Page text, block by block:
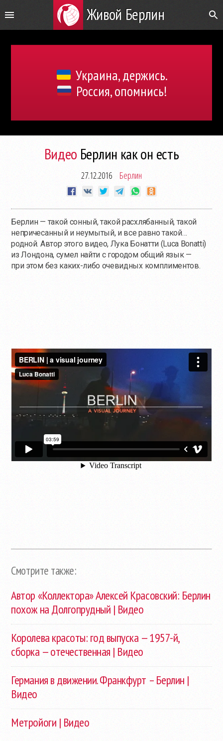
Живой Берлин
Украина, держись.
Россия, опомнись!
Видео Берлин как он есть
27.12.2016 Берлин
Берлин — такой сонный, такой расхлябанный, такой
непричесанный и неумытый, и все равно такой…
родной. Автор этого видео, Лука Бонатти (Luca Bonatti)
из Лондона, сумел найти с городом общий язык —
при этом без каких-либо очевидных комплиментов.
Смотрите также:
Автор «Коллектора» Алексей Красовский: Берлин
похож на Долгопрудный | Видео
Королева красоты: год выпуска — 1957-й,
сборка — отечественная | Видео
Германия в движении. Франкфурт – Берлин |
Видео
Метройоги | Видео